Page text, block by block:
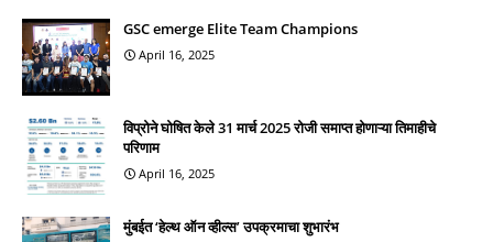
GSC emerge Elite Team Champions
April 16, 2025
विप्रोने घोषित केले 31 मार्च 2025 रोजी समाप्त होणाऱ्या तिमाहीचे
परिणाम
April 16, 2025
मुंबईत ‘हेल्थ ऑन व्हील्स’ उपक्रमाचा शुभारंभ